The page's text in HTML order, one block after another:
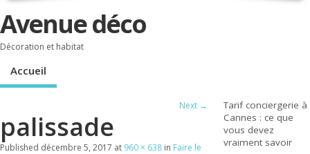
Avenue déco
Décoration et habitat
Accueil
Next →
palissade
Published décembre 5, 2017 at 960 × 638 in Faire le
Tarif conciergerie à
Cannes : ce que
vous devez
vraiment savoir